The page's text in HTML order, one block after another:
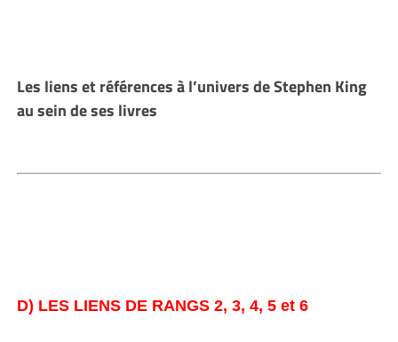
Les liens et références à l’univers de Stephen King
au sein de ses livres
D) LES LIENS DE RANGS 2, 3, 4, 5 et 6